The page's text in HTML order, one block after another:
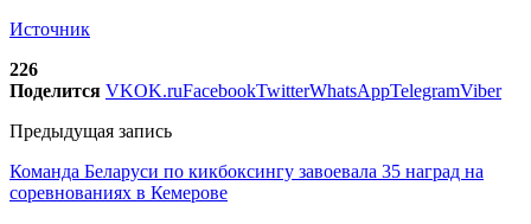
Источник
226
Поделится VKOK.ruFacebookTwitterWhatsAppTelegramViber
Предыдущая запись
Команда Беларуси по кикбоксингу завоевала 35 наград на
соревнованиях в Кемерове